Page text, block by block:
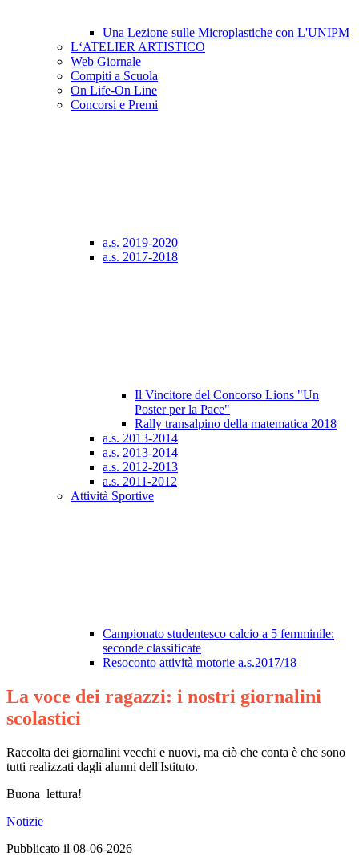
Una Lezione sulle Microplastiche con L'UNIPM
L‘ATELIER ARTISTICO
Web Giornale
Compiti a Scuola
On Life-On Line
Concorsi e Premi
a.s. 2019-2020
a.s. 2017-2018
Il Vincitore del Concorso Lions "Un
Poster per la Pace"
Rally transalpino della matematica 2018
a.s. 2013-2014
a.s. 2013-2014
a.s. 2012-2013
a.s. 2011-2012
Attività Sportive
Campionato studentesco calcio a 5 femminile:
seconde classificate
Resoconto attività motorie a.s.2017/18
La voce dei ragazzi: i nostri giornalini
scolastici
Raccolta dei giornalini vecchi e nuovi, ma ciò che conta è che sono
tutti realizzati dagli alunni dell'Istituto.
Buona lettura!
Notizie
Pubblicato il 08-06-2026